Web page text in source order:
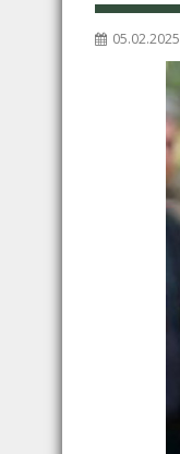
05.02.2025